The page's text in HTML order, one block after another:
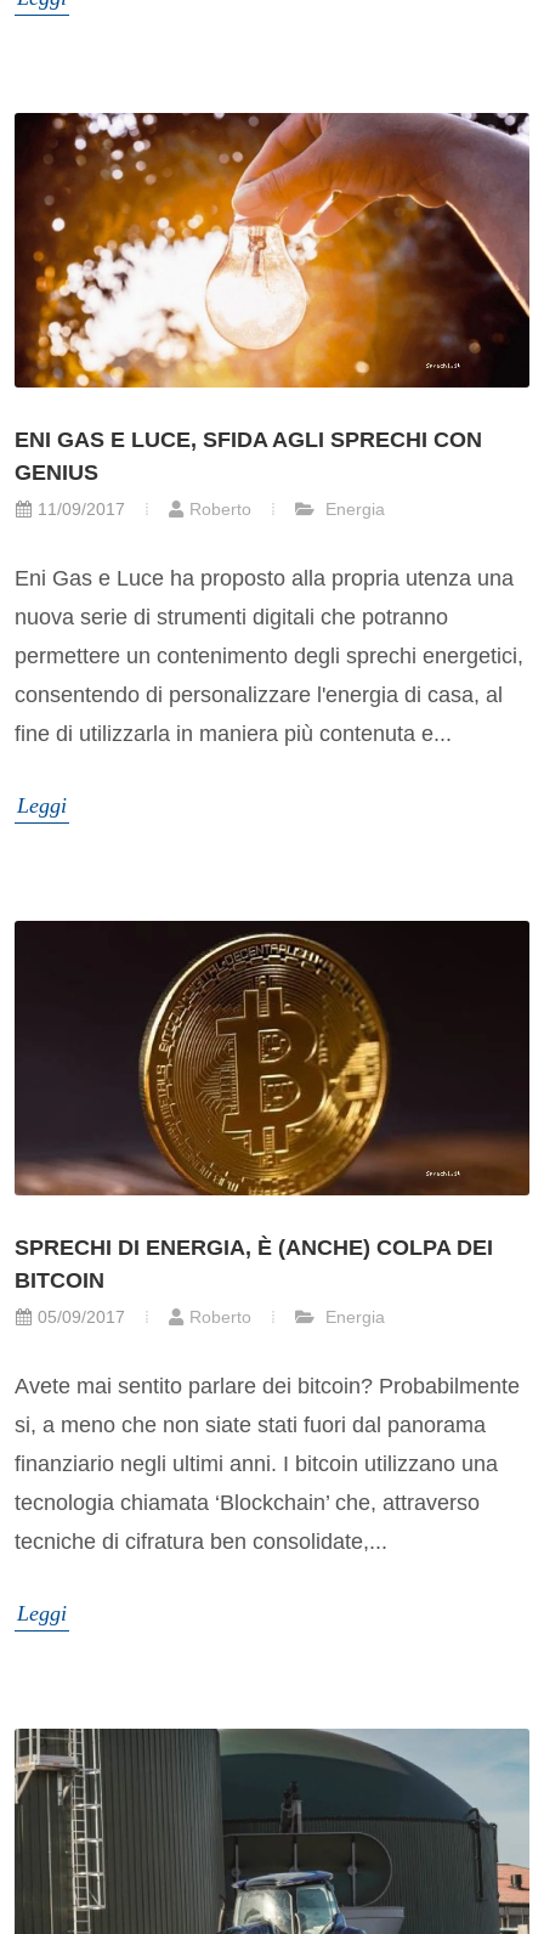
ENI GAS E LUCE, SFIDA AGLI SPRECHI CON
GENIUS
11/09/2017 Roberto Energia
Eni Gas e Luce ha proposto alla propria utenza una
nuova serie di strumenti digitali che potranno
permettere un contenimento degli sprechi energetici,
consentendo di personalizzare l'energia di casa, al
fine di utilizzarla in maniera più contenuta e...
Leggi
SPRECHI DI ENERGIA, È (ANCHE) COLPA DEI
BITCOIN
05/09/2017 Roberto Energia
Avete mai sentito parlare dei bitcoin? Probabilmente
si, a meno che non siate stati fuori dal panorama
finanziario negli ultimi anni. I bitcoin utilizzano una
tecnologia chiamata ‘Blockchain’ che, attraverso
tecniche di cifratura ben consolidate,...
Leggi